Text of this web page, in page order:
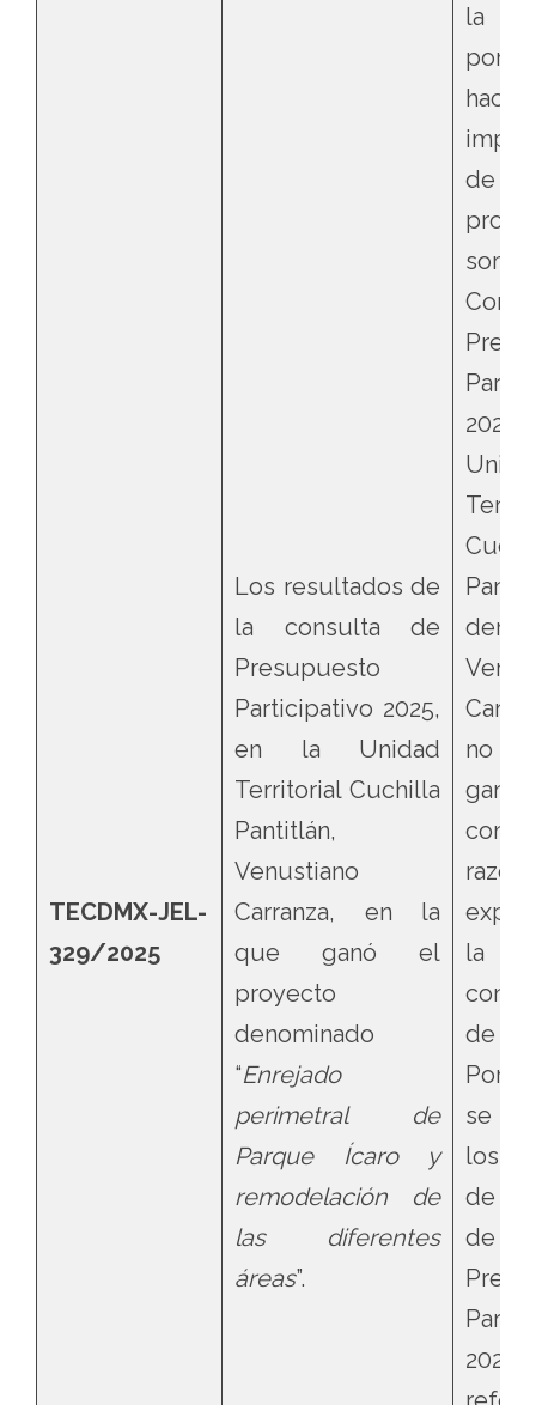
TECDMX-JEL-
329/2025
Los resultados de
la consulta de
Presupuesto
Participativo 2025,
en la Unidad
Territorial Cuchilla
Pantitlán,
Venustiano
Carranza, en la
que ganó el
proyecto
denominado
“Enrejado
perimetral de
Parque Ícaro y
remodelación de
las diferentes
áreas”.
la
por
de
no
la
de la
Por
se
los
de
de